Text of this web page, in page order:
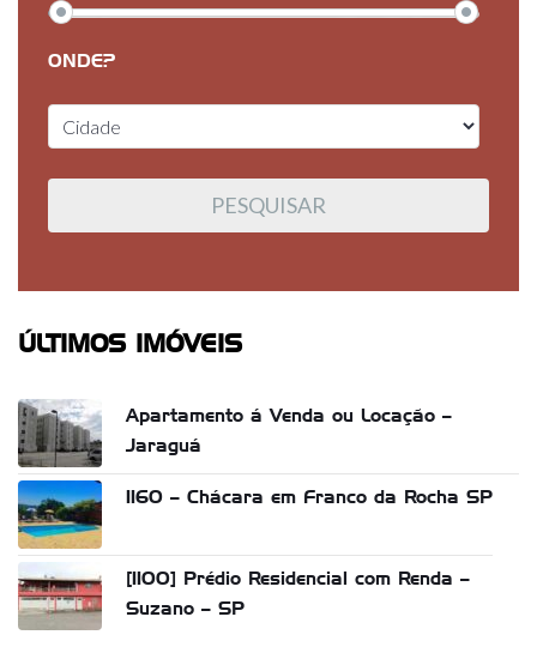
ONDE?
ÚLTIMOS IMÓVEIS
Apartamento á Venda ou Locação –
Jaraguá
1160 – Chácara em Franco da Rocha SP
[1100] Prédio Residencial com Renda –
Suzano – SP